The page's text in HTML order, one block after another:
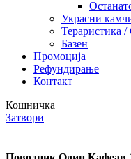
Украсни
Тераристика /
Базен
Промоција
Рефундирање
Контакт
Кошничка
Затвори